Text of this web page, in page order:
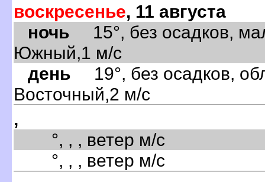
воскресенье, 11 августа
ночь 15°, без осадков,
Южный,1 м/с
день 19°, без осадков,
Восточный,2 м/с
,
°, , , ветер м/с
°, , , ветер м/с